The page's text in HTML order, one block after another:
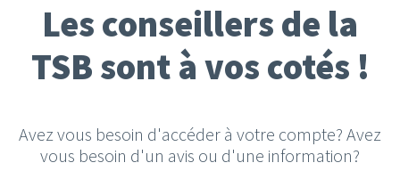
Les conseillers de la
TSB sont à vos cotés !
Avez vous besoin d'accéder à votre compte? Avez
vous besoin d'un avis ou d'une information?